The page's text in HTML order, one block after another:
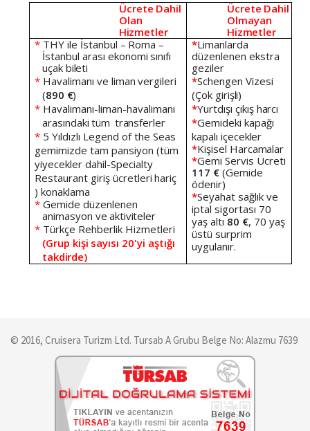
Ücrete Dahil
Olan
Hizmetler
Ücrete Dahil
Olmayan
Hizmetler
* THY ile İstanbul – Roma –
İstanbul arası ekonomi sınıfı
uçak bileti
* Havalimanı ve liman vergileri
(890 €)
* Havalimanı-liman-havalimanı
arasındaki tüm transferler
* 5 Yıldızlı Legend of the Seas
gemimizde tam pansiyon (tüm
yiyecekler dahil-Specialty
Restaurant giriş ücretleri hariç
) konaklama
* Gemide düzenlenen
animasyon ve aktiviteler
* Türkçe Rehberlik Hizmetleri
(Grup kişi sayısı 20'yi aştığı
takdirde)
*Limanlarda
düzenlenen ekstra
geziler
*Schengen Vizesi
(Çok girişli)
*Yurtdışı çıkış harcı
*Gemideki kapağı
kapalı içecekler
*Kişisel Harcamalar
*Gemi Servis Ücreti
117 € (Gemide
ödenir)
*Seyahat sağlık ve
iptal sigortası 70
yaş altı 80 €, 70 yaş
üstü surprim
uygulanır.
© 2016, Cruisera Turizm Ltd. Tursab A Grubu Belge No: Alazmu 7639